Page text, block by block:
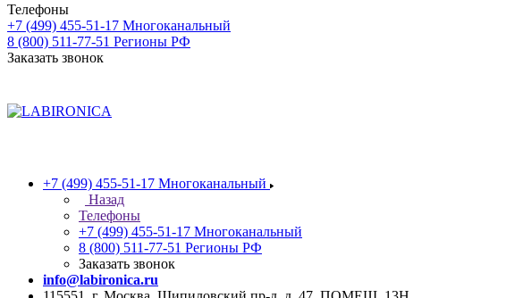
Телефоны
+7 (499) 455-51-17 Многоканальный
8 (800) 511-77-51 Регионы РФ
Заказать звонок
+7 (499) 455-51-17 Многоканальный
Назад
Телефоны
+7 (499) 455-51-17 Многоканальный
8 (800) 511-77-51 Регионы РФ
Заказать звонок
info@labironica.ru